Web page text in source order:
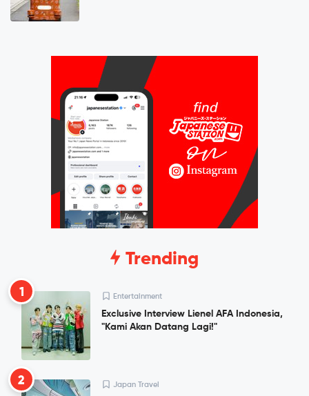
Trending
1 Entertainment
Exclusive Interview Lienel AFA Indonesia,
"Kami Akan Datang Lagi!"
2 Japan Travel